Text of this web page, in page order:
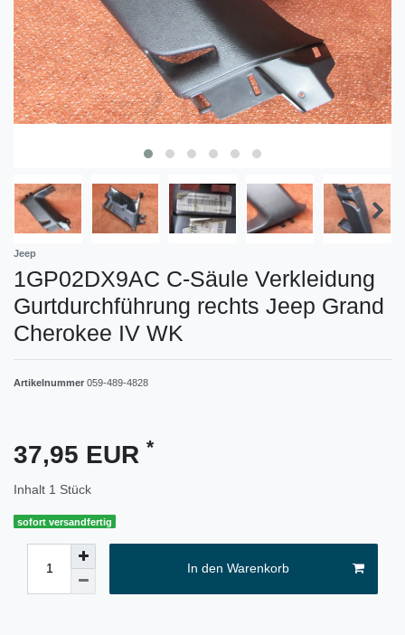
Jeep
1GP02DX9AC C-Säule Verkleidung
Gurtdurchführung rechts Jeep Grand
Cherokee IV WK
Artikelnummer 059-489-4828
37,95 EUR *
Inhalt 1 Stück
sofort versandfertig
In den Warenkorb